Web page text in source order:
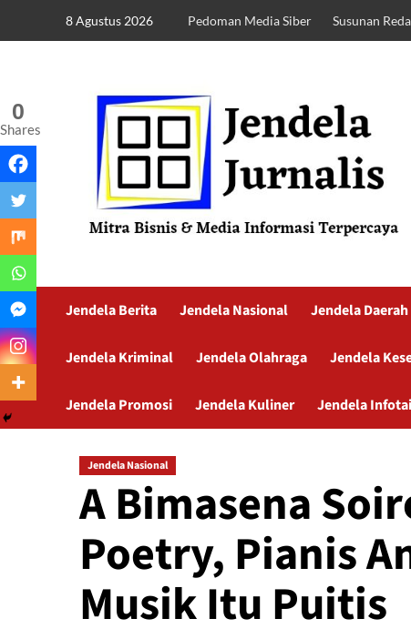
8 Agustus 2026 Pedoman Media Siber Susunan
Jendela Berita Jendela Nasional Jendela Daerah
Jendela Kriminal Jendela Olahraga Jendela
Jendela Promosi Jendela Kuliner Jendela
Jendela Nasional
A Bimasena
Poetry, Pianis
Musik Itu Puitis
0
Shares